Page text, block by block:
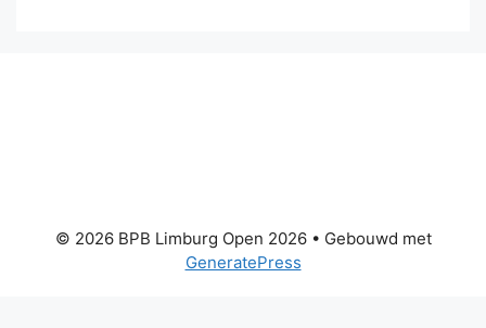
© 2026 BPB Limburg Open 2026• Gebouwd met
GeneratePress